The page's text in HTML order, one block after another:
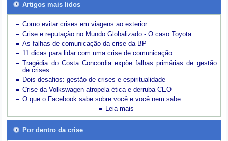
Artigos mais lidos
Como evitar crises em viagens ao exterior
Crise e reputação no Mundo Globalizado - O caso Toyota
As falhas de comunicação da crise da BP
11 dicas para lidar com uma crise de comunicação
Tragédia do Costa Concordia expõe falhas primárias de gestão
de crises
Dois desafios: gestão de crises e espiritualidade
Crise da Volkswagen atropela ética e derruba CEO
O que o Facebook sabe sobre você e você nem sabe
Leia mais
Por dentro da crise